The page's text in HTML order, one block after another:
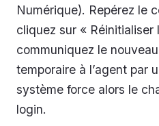
Numérique). Repérez le
cliquez sur « Réinitialiser
communiquez le
temporaire à l’agent par
système force alors le
login.